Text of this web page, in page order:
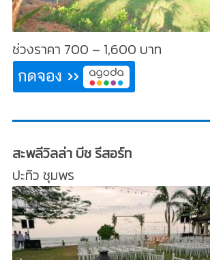
ช่วงราคา 700 – 1,600 บาท
สะพลีวิลล่า บีช รีสอร์ท
ปะทิว ชุมพร